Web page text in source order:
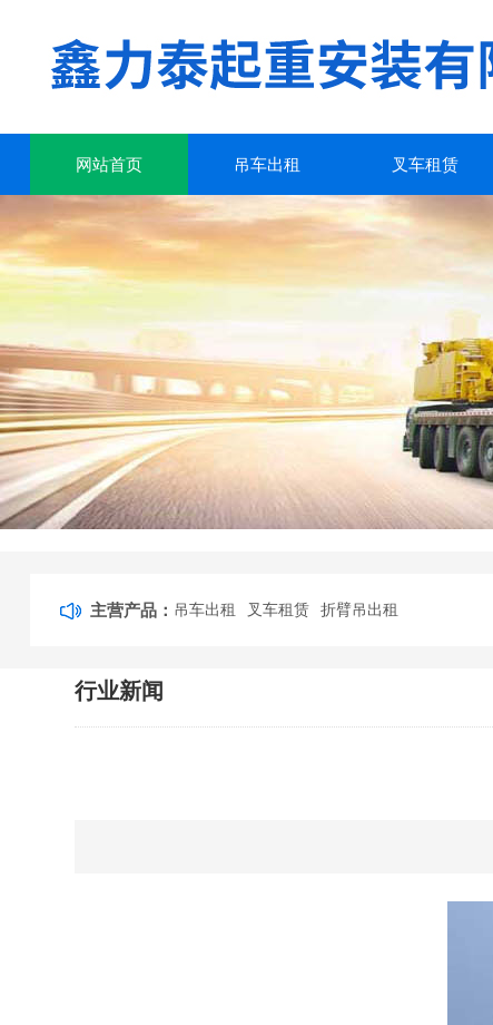
网站首页 吊车出租 叉车租赁
主营产品： 吊车出租 叉车租赁 折臂吊出租
行业新闻